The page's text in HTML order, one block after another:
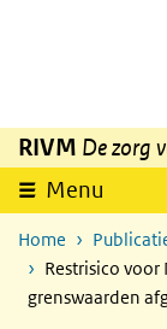
Overslaan en naar
RIVM De zorg
Menu
Home
Restrisico
grenswaarden